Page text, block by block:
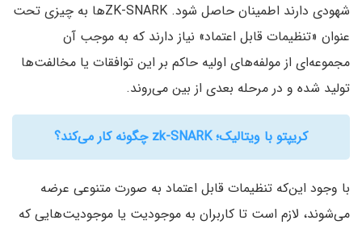
شهودی دارند اطمینان حاصل شود. ZK-SNARK‌ها به چیزی تحت
عنوان «تنظیمات قابل اعتماد‌» نیاز دارند که به موجب آن
مجموعه‌ای از مولفه‌های اولیه حاکم بر این توافقات یا مخالفت‌ها
تولید شده و در مرحله بعدی از بین می‌روند.
کریپتو با ویتالیک؛ zk-SNARK چگونه کار می‌کند؟
با وجود این‌که تنظیمات قابل اعتماد به صورت متنوعی عرضه
می‌شوند‌، لازم است تا کاربران به موجودیت یا موجودیت‌هایی که